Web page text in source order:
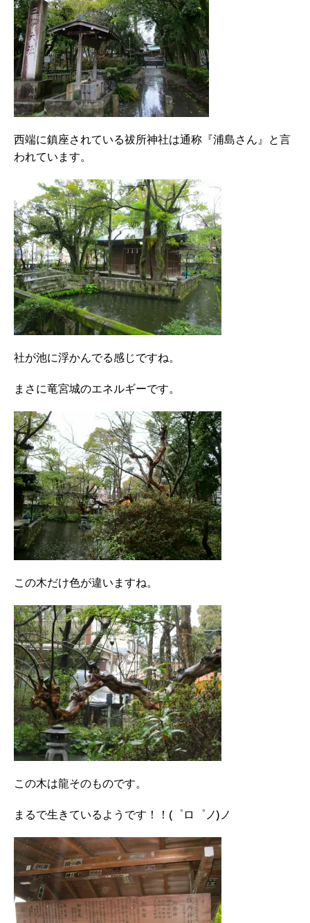
西端に鎮座されている祓所神社は通称『浦島さん』と言
われています。
社が池に浮かんでる感じですね。
まさに竜宮城のエネルギーです。
この木だけ色が違いますね。
この木は龍そのものです。
まるで生きているようです！！(゜ロ゜ノ)ノ